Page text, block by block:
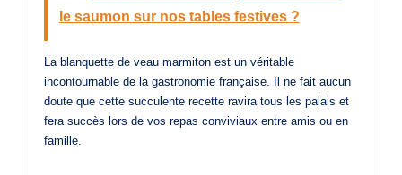
le saumon sur nos tables festives ?
La blanquette de veau marmiton est un véritable
incontournable de la gastronomie française. Il ne fait aucun
doute que cette succulente recette ravira tous les palais et
fera succès lors de vos repas conviviaux entre amis ou en
famille.